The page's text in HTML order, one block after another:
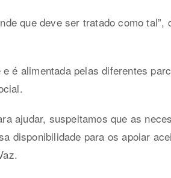
que deve ser tratado como tal”,
é alimentada pelas diferentes
ajudar, suspeitamos que as
disponibilidade para os apoiar